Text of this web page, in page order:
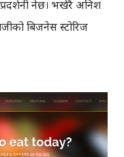
हुनेछ। भर्खरै अनिश
बिजनेस स्टोरिज
गुगल बिजनेस ग्रुपले
छ, गुगलले अनलाइनमा
गर्छ, गुगल